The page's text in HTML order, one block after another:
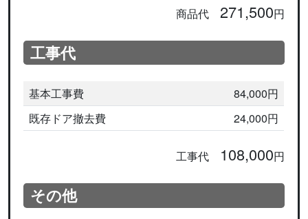
商品代 271,500円
工事代
基本工事費
84,000円
既存ドア撤去費
24,000円
工事代 108,000円
その他